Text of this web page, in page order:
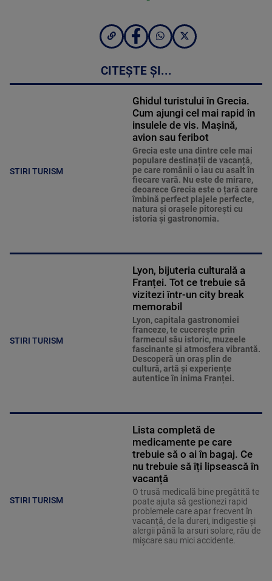
CITEȘTE ȘI...
STIRI TURISM
Ghidul turistului în Grecia.
Cum ajungi cel mai rapid în
insulele de vis. Mașină,
avion sau feribot
Grecia este una dintre cele mai
populare destinații de vacanță,
pe care românii o iau cu asalt în
fiecare vară. Nu este de mirare,
deoarece Grecia este o țară care
îmbină perfect plajele perfecte,
natura și orașele pitorești cu
istoria și gastronomia.
STIRI TURISM
Lyon, bijuteria culturală a
Franței. Tot ce trebuie să
vizitezi într-un city break
memorabil
Lyon, capitala gastronomiei
franceze, te cucerește prin
farmecul său istoric, muzeele
fascinante și atmosfera vibrantă.
Descoperă un oraș plin de
cultură, artă și experiențe
autentice în inima Franței.
STIRI TURISM
Lista completă de
medicamente pe care
trebuie să o ai în bagaj. Ce
nu trebuie să îți lipsească în
vacanță
O trusă medicală bine pregătită te
poate ajuta să gestionezi rapid
problemele care apar frecvent în
vacanță, de la dureri, indigestie și
alergii până la arsuri solare, rău de
mișcare sau mici accidente.